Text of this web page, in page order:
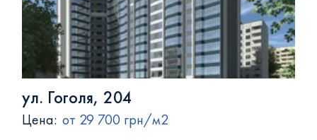
ул. Гоголя, 204
Цена: от 29 700 грн/м2